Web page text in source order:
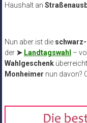
Haushalt an
Nun aber ist die
der ➤ Landtagswahl –
Wahlgeschenk
Monheimer nun davon?